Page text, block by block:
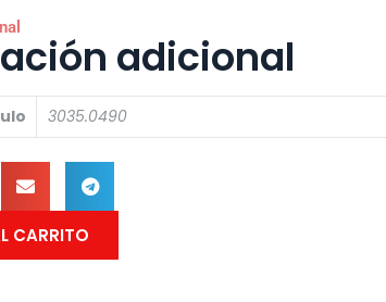
adicional
3035.0490
CARRITO